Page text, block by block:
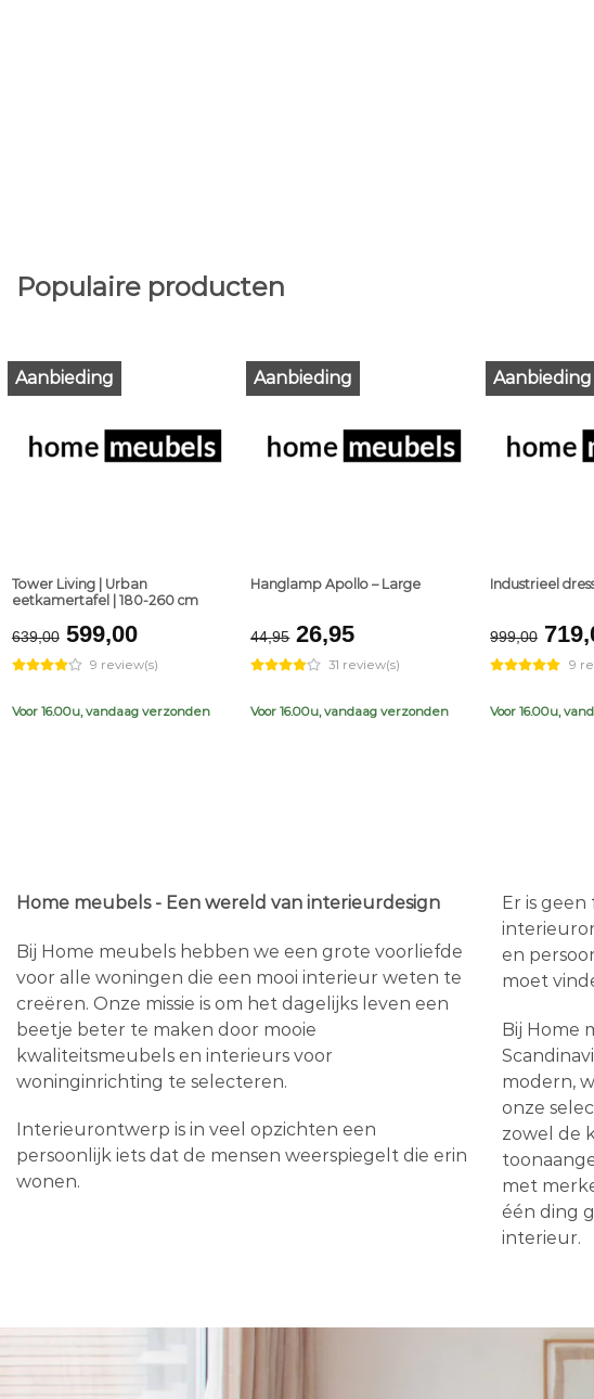
Populaire producten
Aanbieding
Tower Living | Urban
eetkamertafel | 180-260 cm
639,00 Original
price
was:
€639,00.
599,00Current
price
is:
€599,00.
9 review(s)
Voor 16.00u, vandaag verzonden
Aanbieding
Hanglamp Apollo – Large
44,95 Original
price
was:
€44,95.
26,95Current
price
is:
€26,95.
31 review(s)
Voor 16.00u, vandaag verzonden
Aanbieding
Industrieel
999,00
was:
9
Voor 16.00u,
Home meubels - Een wereld van interieurdesign
Bij Home meubels hebben we een grote voorliefde
voor alle woningen die een mooi interieur weten te
creëren. Onze missie is om het dagelijks leven een
beetje beter te maken door mooie
kwaliteitsmeubels en interieurs voor
woninginrichting te selecteren.
Interieurontwerp is in veel opzichten een
persoonlijk iets dat de mensen weerspiegelt die erin
wonen.
Er is
en
moet
Bij Home
modern,
onze
zowel de
met
één ding
interieur.